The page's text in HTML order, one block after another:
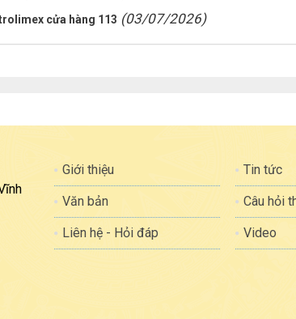
cửa hàng 113 (03/07/2026)
Giới thiệu Tin tức
Văn bản Câu hỏi
Liên hệ - Hỏi đáp Video